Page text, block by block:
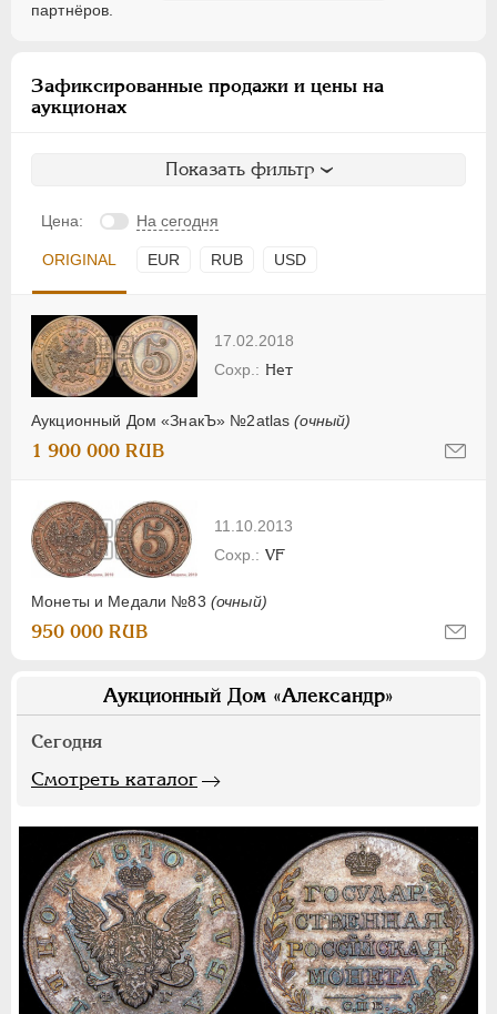
партнёров.
Зафиксированные продажи и цены на
аукционах
Показать фильтр
Цена: На сегодня
ORIGINAL EUR RUB USD
17.02.2018
Аукционный Дом «ЗнакЪ» №2atlas(очный)
Нет
1 900 000 RUB
11.10.2013
Монеты и Медали №83 (очный)
VF
950 000 RUB
Аукционный Дом «Александр»
Сегодня
Смотреть каталог